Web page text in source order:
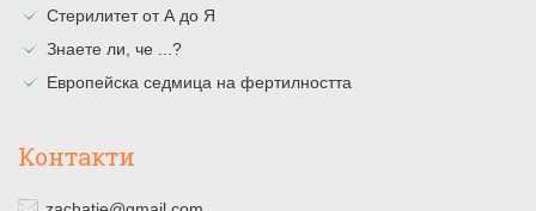
Стерилитет от А до Я
Знаете ли, че ...?
Европейска седмица на фертилността
Контакти